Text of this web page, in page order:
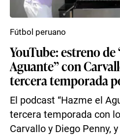
YouTube: estreno de
Aguante” con
tercera temporada
El podcast “Hazme el
tercera temporada con
Carvallo y Diego Penny,
Fútbol peruano